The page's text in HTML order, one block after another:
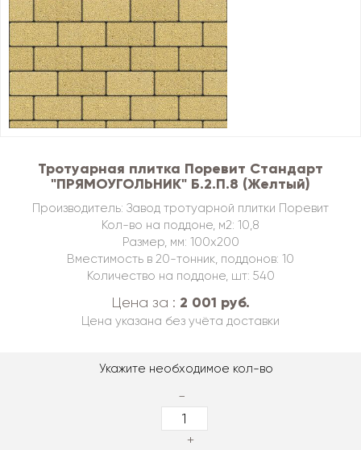
Тротуарная плитка Поревит Стандарт
"ПРЯМОУГОЛЬНИК" Б.2.П.8 (Желтый)
Производитель: Завод тротуарной плитки Поревит
Кол-во на поддоне, м2: 10,8
Размер, мм: 100х200
Вместимость в 20-тонник, поддонов: 10
Количество на поддоне, шт: 540
Цена за : 2 001 руб.
Цена указана без учёта доставки
Укажите необходимое кол-во
-
+